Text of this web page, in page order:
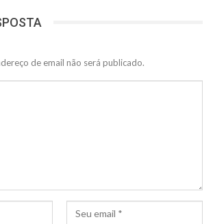
de email não será publicado.